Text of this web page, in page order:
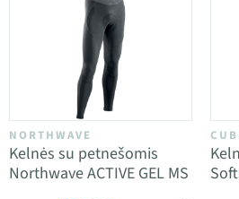
NORTHWAVE
Kelnės su petnešomis
Northwave ACTIVE GEL MS